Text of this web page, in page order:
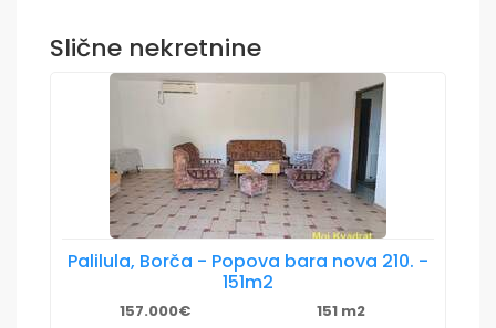
Slične nekretnine
Palilula, Borča - Popova bara nova 210. -
151m2
157.000€ 151 m2